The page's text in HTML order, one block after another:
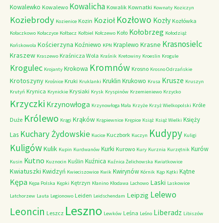
Kowalewko Kowalewo Kowalicha Kowalik Kownatki Kownaty Koziczyn
Koziebrody Kozienice Kozin Kozioł Kozłowo Kozły Kozłówka
Kołaczkowo Kołaczyce Kołbacz Kołbiel Kołczewo Koło Kołobrzeg Kołodziąż
Końskowola Kościerzyna Koźniewo KPN Kraplewo Krasne Krasnosielc
Kraszew Kraszewo Kraśnicza Wola Kraśnik Kretowiny Kroeslin Krogule
Krogulec Krojanty Krokowa Kromnów Krosno Krosno Odrzańskie
Krotoszyny Krośnice Kruki Kruklanki Kruklin Krukowo Krusa Krusze Kruszyn
Krutyń Krynica Krynickie Krysiaki Krysk Kryspinów Krzemieniewo Krzycko
Krzyczki Krzynowłoga Krzynowłoga Mała Krzyże Krzyż Wielkopolski Króle
Duże Królewo Krągi Krąków Krąpiewnice Krępice Książ Książ Wielki Księży
Las Kuchary Żydowskie Kucice Kuczbork Kuczyn Kudypy Kuligi
KuligówKulik Kupin Kurdwanów Kurki Kurowo Kury Kurznia Kurzętnik Kurów
Kusin Kutno Kuznocin Kuślin Kuźnica Kuźnica Żelichowska Kwiatkowice
Kwiatuszki Kwidzyń Kwieciszowice Kwik Kwirynów Kórnik Kąp Kątki Kątne
Kępa Kępa Polska Kępki Kętrzyn Kłanino Kłodawa Lachowo Laski Laskowice
Latchorzew Lauta Legionowo Leiden Leidschendam Leipzig Lelewo
Leoncin Leszcz Leszno Lewków Leśna Leśno Liberadz Libiszów